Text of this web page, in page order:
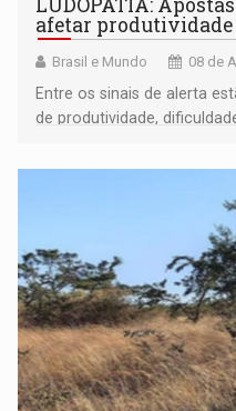
LUDOPATIA:
afetar produtividade
Brasil e Mundo 08 de
Entre os sinais de alerta
de produtividade,